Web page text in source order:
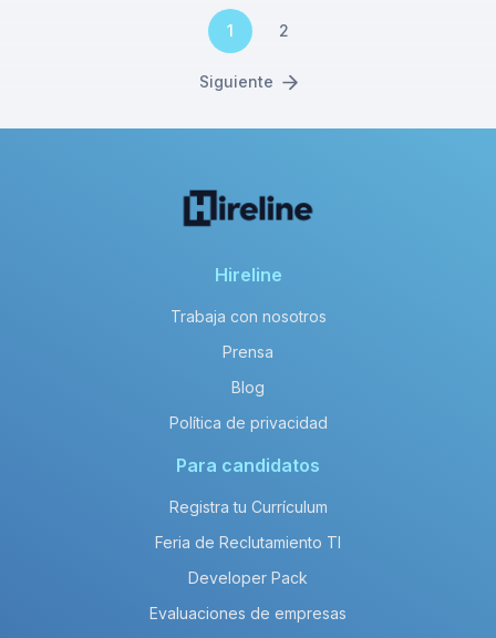
1 2
Siguiente
Hireline
Trabaja con nosotros
Prensa
Blog
Política de privacidad
Para candidatos
Registra tu Currículum
Feria de Reclutamiento TI
Developer Pack
Evaluaciones de empresas